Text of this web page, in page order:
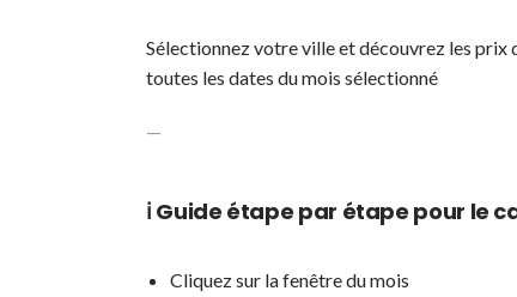
Sélectionnez votre ville et découvrez les prix
toutes les dates du mois sélectionné
—
ℹ Guide étape par étape pour le
Cliquez sur la fenêtre du mois